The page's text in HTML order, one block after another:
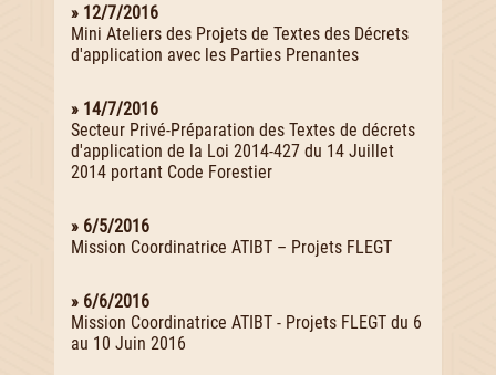
» 12/7/2016
Mini Ateliers des Projets de Textes des Décrets
d'application avec les Parties Prenantes
» 14/7/2016
Secteur Privé-Préparation des Textes de décrets
d'application de la Loi 2014-427 du 14 Juillet
2014 portant Code Forestier
» 6/5/2016
Mission Coordinatrice ATIBT – Projets FLEGT
» 6/6/2016
Mission Coordinatrice ATIBT - Projets FLEGT du 6
au 10 Juin 2016